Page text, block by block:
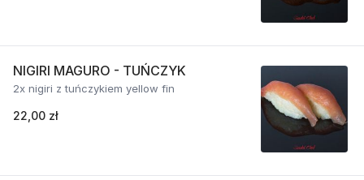
NIGIRI MAGURO - TUŃCZYK
2x nigiri z tuńczykiem yellow fin
22,00 zł